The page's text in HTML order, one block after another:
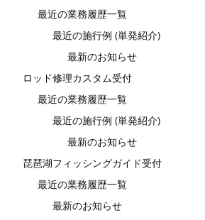
最近の業務履歴一覧
最近の施行例 (単発紹介)
最新のお知らせ
ロッド修理カスタム受付
最近の業務履歴一覧
最近の施行例 (単発紹介)
最新のお知らせ
琵琶湖フィッシングガイド受付
最近の業務履歴一覧
最新のお知らせ